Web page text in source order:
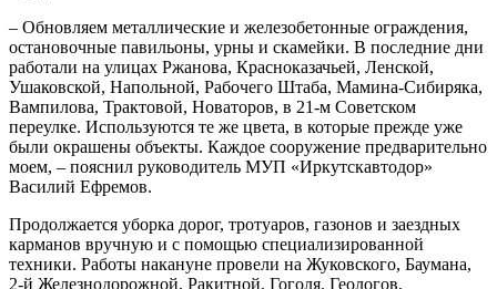
– Обновляем металлические и железобетонные ограждения,
остановочные павильоны, урны и скамейки. В последние дни
работали на улицах Ржанова, Красноказачьей, Ленской,
Ушаковской, Напольной, Рабочего Штаба, Мамина-Сибиряка,
Вампилова, Трактовой, Новаторов, в 21-м Советском
переулке. Используются те же цвета, в которые прежде уже
были окрашены объекты. Каждое сооружение предварительно
моем, – пояснил руководитель МУП «Иркутскавтодор»
Василий Ефремов.
Продолжается уборка дорог, тротуаров, газонов и заездных
карманов вручную и с помощью специализированной
техники. Работы накануне провели на Жуковского, Баумана,
2-й Железнодорожной, Ракитной, Гоголя, Геологов,